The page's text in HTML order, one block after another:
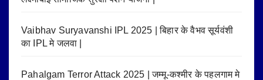
Vaibhav Suryavanshi IPL 2025 | बिहार के वैभव सूर्यवंशी
का IPL मे जलवा |
Pahalgam Terror Attack 2025 | जम्मू-कश्मीर के पहलगाम मे